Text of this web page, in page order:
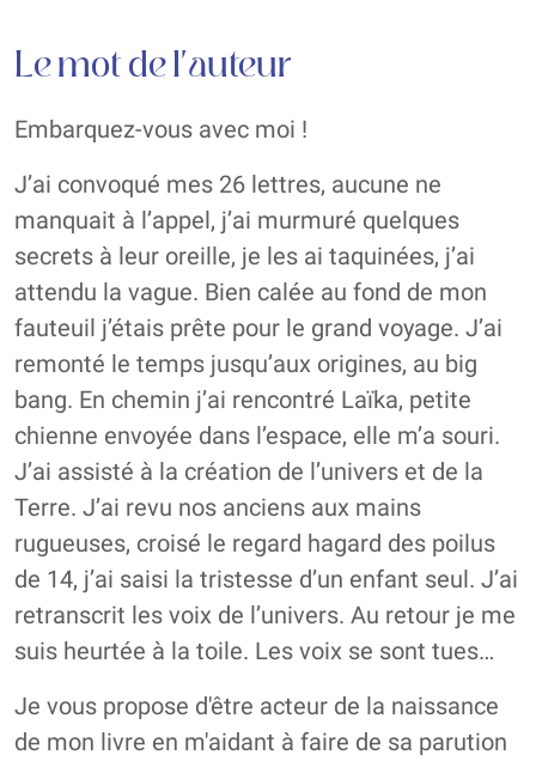
Le mot de l'auteur
Embarquez-vous avec moi !
J’ai convoqué mes 26 lettres, aucune ne
manquait à l’appel, j’ai murmuré quelques
secrets à leur oreille, je les ai taquinées, j’ai
attendu la vague. Bien calée au fond de mon
fauteuil j’étais prête pour le grand voyage. J’ai
remonté le temps jusqu’aux origines, au big
bang. En chemin j’ai rencontré Laïka, petite
chienne envoyée dans l’espace, elle m’a souri.
J’ai assisté à la création de l’univers et de la
Terre. J’ai revu nos anciens aux mains
rugueuses, croisé le regard hagard des poilus
de 14, j’ai saisi la tristesse d’un enfant seul. J’ai
retranscrit les voix de l’univers. Au retour je me
suis heurtée à la toile. Les voix se sont tues…
Je vous propose d'être acteur de la naissance
de mon livre en m'aidant à faire de sa parution